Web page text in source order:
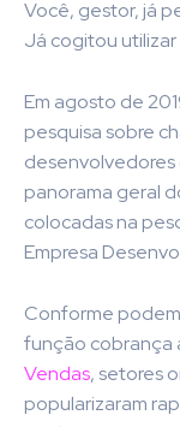
Você, gestor, já
Já cogitou
Em agosto de
pesquisa sobre
desenvolvedores
panorama geral
colocadas na
Empresa
Conforme
função cobrança
Vendas, setores
popularizaram